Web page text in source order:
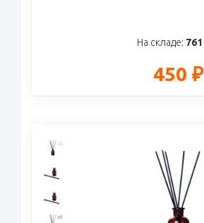
На складе: 761
450 ₽